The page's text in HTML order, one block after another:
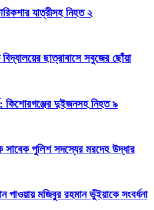
যাত্রীসহ নিহত ২
ছাত্রাবাসে সবুজের ছোঁয়া
কিশোরগঞ্জের দুইজনসহ নিহত ৯
সাবেক পুলিশ সদস্যের মরদেহ উদ্ধার
পাওয়ায় মজিবুর রহমান ভুঁইয়াকে সংবর্ধনা